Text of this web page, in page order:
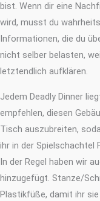
bist. Wenn dir eine
wird, musst du
Informationen, die du
nicht selber belasten,
letztendlich aufklären.
Jedem Deadly Dinner
empfehlen, diesen
Tisch auszubreiten,
ihr in der Spielschachtel
In der Regel haben wir
hinzugefügt. Stanze/
Plastikfüße, damit ihr